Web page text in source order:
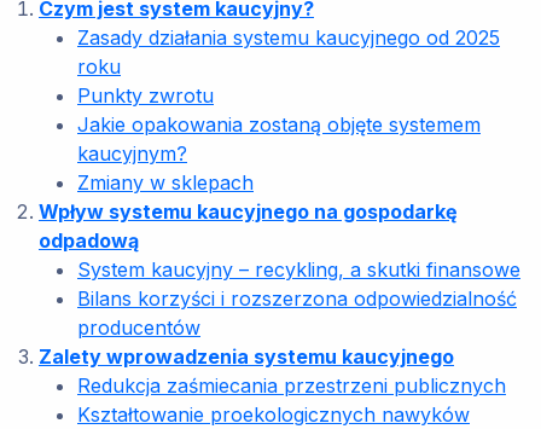
Czym jest system kaucyjny?
Zasady działania systemu kaucyjnego od 2025
roku
Punkty zwrotu
Jakie opakowania zostaną objęte systemem
kaucyjnym?
Zmiany w sklepach
Wpływ systemu kaucyjnego na gospodarkę
odpadową
System kaucyjny – recykling, a skutki finansowe
Bilans korzyści i rozszerzona odpowiedzialność
producentów
Zalety wprowadzenia systemu kaucyjnego
Redukcja zaśmiecania przestrzeni publicznych
Kształtowanie proekologicznych nawyków